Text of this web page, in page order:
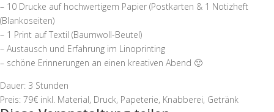
– 10 Drucke auf hochwertigem Papier (Postkarten & 1 Notizheft
(Blankoseiten)
– 1 Print auf Textil (Baumwoll-Beutel)
– Austausch und Erfahrung im Linoprinting
– schöne Erinnerungen an einen kreativen Abend 🙂
Dauer: 3 Stunden
Preis: 79€ inkl. Material, Druck, Papeterie, Knabberei, Getränk